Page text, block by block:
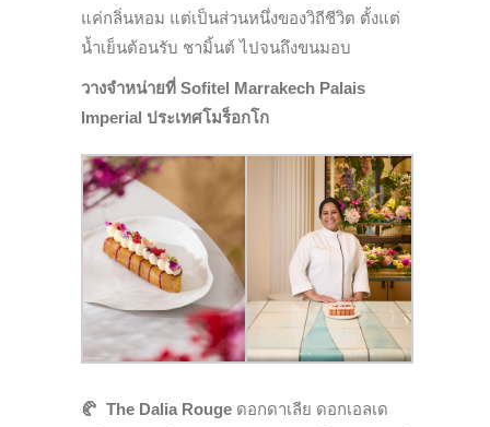
แค่กลิ่นหอม แต่เป็นส่วนหนึ่งของวิถีชีวิต ตั้งแต่
น้ำเย็นต้อนรับ ชามิ้นต์ ไปจนถึงขนมอบ
วางจำหน่ายที่ Sofitel Marrakech Palais
Imperial ประเทศโมร็อกโก
🥐 The Dalia Rouge ดอกดาเลีย ดอกเอลเด